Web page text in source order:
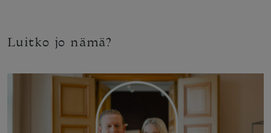
Luitko jo nämä?